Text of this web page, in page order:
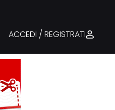
ACCEDI / REGISTRATI